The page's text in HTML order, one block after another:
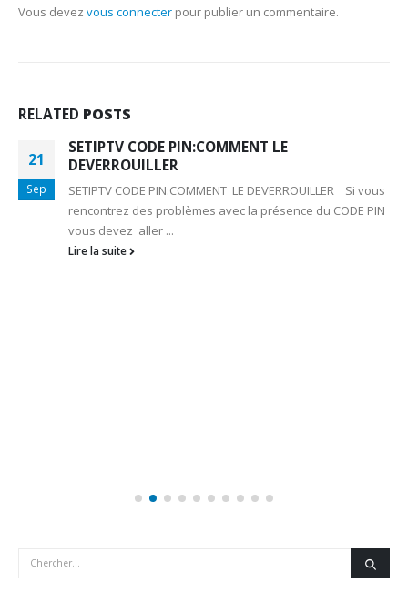
Vous devez vous connecter pour publier un commentaire.
RELATED POSTS
21
Sep
SETIPTV CODE PIN:COMMENT LE
DEVERROUILLER
SETIPTV CODE PIN:COMMENT LE DEVERROUILLER Si vous
rencontrez des problèmes avec la présence du CODE PIN
vous devez aller ...
Lire la suite